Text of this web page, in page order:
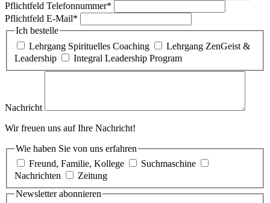
Pflichtfeld Telefonnummer*
Pflichtfeld E-Mail*
Ich bestelle
Lehrgang Spirituelles Coaching
Lehrgang ZenGeist &
Leadership
Integral Leadership Program
Nachricht
Wir freuen uns auf Ihre Nachricht!
Wie haben Sie von uns erfahren
Freund, Familie, Kollege
Suchmaschine
Nachrichten
Zeitung
Newsletter abonnieren